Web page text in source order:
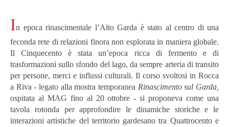
In epoca rinascimentale l’Alto Garda è stato al centro di una
feconda rete di relazioni finora non esplorata in maniera globale.
Il Cinquecento è stata un’epoca ricca di fermento e di
trasformazioni sullo sfondo del lago, da sempre arteria di transito
per persone, merci e influssi culturali. Il corso svoltosi in Rocca
a Riva - legato alla mostra temporanea Rinascimento sul Garda,
ospitata al MAG fino al 20 ottobre - si proponeva come una
tavola rotonda per approfondire le dinamiche storiche e le
interazioni artistiche del territorio gardesano tra Quattrocento e